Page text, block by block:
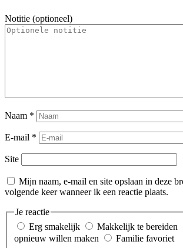
Notitie (optioneel)
Naam *
E-mail *
Site
Mijn naam, e-mail en site opslaan in deze
volgende keer wanneer ik een reactie plaats.
Je reactie
Erg smakelijk
Makkelijk te bereiden
opnieuw willen maken
Familie favoriet